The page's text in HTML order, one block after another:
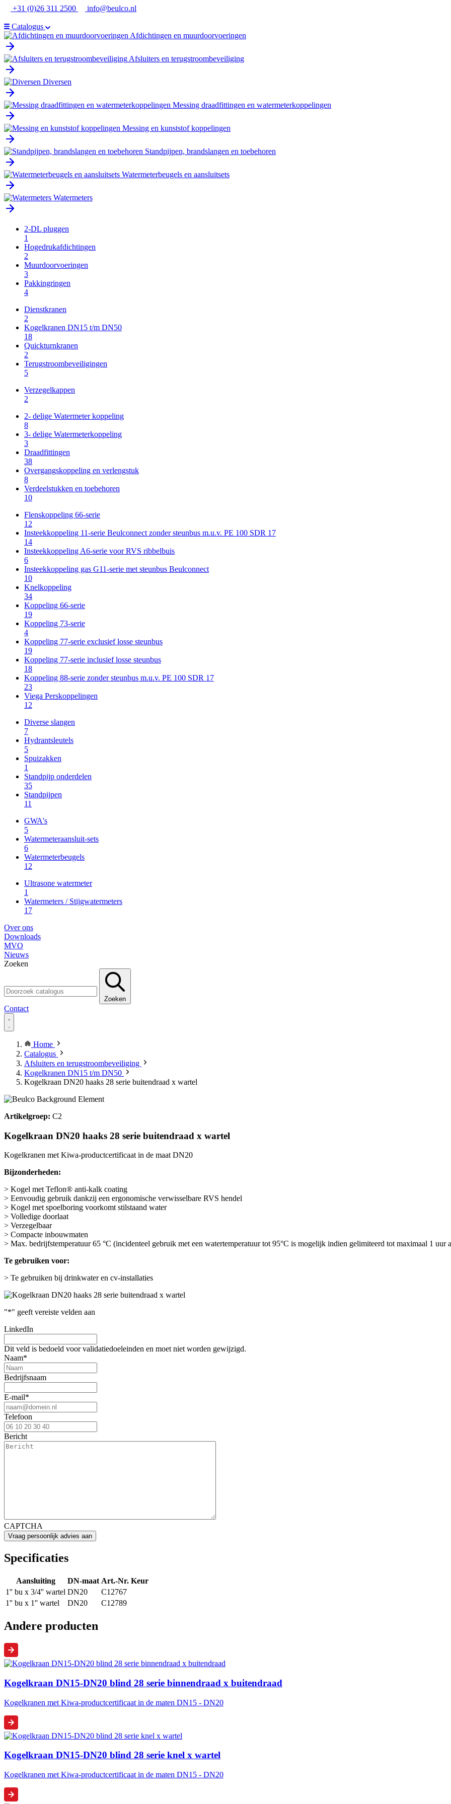
Ga
de
inhoud
+31 (0)26 311 2500 info@beulco.nl
Catalogus
Afdichtingen en muurdoorvoeringen
Afsluiters en terugstroombeveiliging
Diversen
Messing draadfittingen en watermeterkoppelingen
Messing en kunststof koppelingen
Standpijpen, brandslangen en toebehoren
Watermeterbeugels en aansluitsets
Watermeters
2-DL pluggen
1
Hogedrukafdichtingen
2
Muurdoorvoeringen
3
Pakkingringen
4
Dienstkranen
2
Kogelkranen DN15 t/m DN50
18
Quickturnkranen
2
Terugstroombeveiligingen
5
Verzegelkappen
2
2- delige Watermeter koppeling
8
3- delige Watermeterkoppeling
3
Draadfittingen
38
Overgangskoppeling en verlengstuk
8
Verdeelstukken en toebehoren
10
Flenskoppeling 66-serie
12
Insteekkoppeling 11-serie Beulconnect zonder steunbus m.u.v. PE 100 SDR 17
14
Insteekkoppeling A6-serie voor RVS ribbelbuis
6
Insteekkoppeling gas G11-serie met steunbus Beulconnect
10
Knelkoppeling
34
Koppeling 66-serie
19
Koppeling 73-serie
4
Koppeling 77-serie exclusief losse steunbus
19
Koppeling 77-serie inclusief losse steunbus
18
Koppeling 88-serie zonder steunbus m.u.v. PE 100 SDR 17
23
Viega Perskoppelingen
12
Diverse slangen
7
Hydrantsleutels
5
Spuizakken
1
Standpijp onderdelen
35
Standpijpen
11
GWA's
5
Watermeteraansluit-sets
6
Watermeterbeugels
12
Ultrasone watermeter
1
Watermeters / Stijgwatermeters
17
Over ons
Downloads
MVO
Nieuws
Zoeken
Zoeken
Contact
Home
Catalogus
Afsluiters en terugstroombeveiliging
Kogelkranen DN15 t/m DN50
Kogelkraan DN20 haaks 28 serie buitendraad x wartel
Artikelgroep: C2
Kogelkraan DN20 haaks 28 serie buitendraad x wartel
Kogelkranen met Kiwa-productcertificaat in de maat DN20
Bijzonderheden:
> Kogel met Teflon® anti-kalk coating
> Eenvoudig gebruik dankzij een ergonomische verwisselbare RVS hendel
> Kogel met spoelboring voorkomt stilstaand water
> Volledige doorlaat
> Verzegelbaar
> Compacte inbouwmaten
> Max. bedrijfstemperatuur 65 °C (incidenteel gebruik met een watertemperatuur tot 95°C is mogelijk indien gelimiteerd tot maximaal 1 uur
Te gebruiken voor:
> Te gebruiken bij drinkwater en cv-installaties
"*" geeft vereiste velden aan
LinkedIn
Dit veld is bedoeld voor validatiedoeleinden en moet niet worden gewijzigd.
Naam*
Bedrijfsnaam
E-mail*
Telefoon
Bericht
CAPTCHA
Specificaties
Aansluiting DN-maat Art.-Nr. Keur
1'' bu x 3/4'' wartel DN20
C12767
1'' bu x 1'' wartel
DN20 C12789
Andere producten
Kogelkraan DN15-DN20 blind 28 serie binnendraad x buitendraad
Kogelkranen met Kiwa-productcertificaat in de maten DN15 - DN20
Kogelkraan DN15-DN20 blind 28 serie knel x wartel
Kogelkranen met Kiwa-productcertificaat in de maten DN15 - DN20